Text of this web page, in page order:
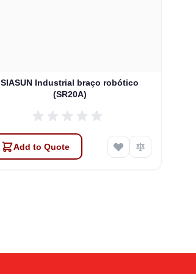
SIASUN Industrial braço robótico
(SR20A)
Add to Quote